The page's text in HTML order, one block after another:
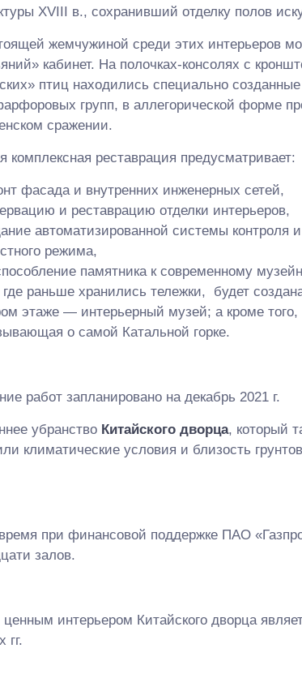
XVIII в., сохранивший отделку полов
жемчужиной среди этих интерьеров
кабинет. На полочках-консолях с
птиц находились специально
групп, в аллегорической форме
сражении.
комплексная реставрация предусматривает:
фасада и внутренних инженерных сетей,
и реставрацию отделки интерьеров,
автоматизированной системы контроля
режима,
памятника к современному
раньше хранились тележки, будет
этаже — интерьерный музей; а кроме того,
о самой Катальной горке.
работ запланировано на декабрь 2021 г.
убранство Китайского дворца, который
климатические условия и близость
при финансовой поддержке ПАО
залов.
интерьером Китайского дворца
гг.